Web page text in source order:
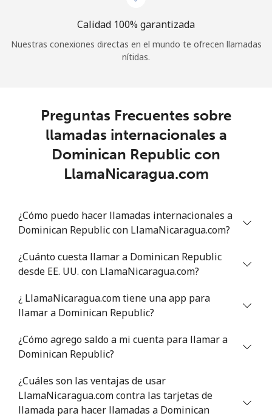
Calidad 100% garantizada
Nuestras conexiones directas en el mundo te ofrecen llamadas
nítidas.
Preguntas Frecuentes sobre
llamadas internacionales a
Dominican Republic con
LlamaNicaragua.com
¿Cómo puedo hacer llamadas internacionales a
Dominican Republic con LlamaNicaragua.com?
¿Cuánto cuesta llamar a Dominican Republic
desde EE. UU. con LlamaNicaragua.com?
¿ LlamaNicaragua.com tiene una app para
llamar a Dominican Republic?
¿Cómo agrego saldo a mi cuenta para llamar a
Dominican Republic?
¿Cuáles son las ventajas de usar
LlamaNicaragua.com contra las tarjetas de
llamada para hacer llamadas a Dominican